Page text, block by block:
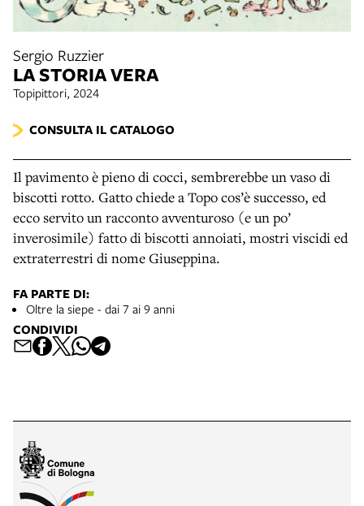
Sergio Ruzzier
LA STORIA VERA
Topipittori, 2024
CONSULTA IL CATALOGO
Il pavimento è pieno di cocci, sembrerebbe un vaso di
biscotti rotto. Gatto chiede a Topo cos’è successo, ed
ecco servito un racconto avventuroso (e un po’
inverosimile) fatto di biscotti annoiati, mostri viscidi ed
extraterrestri di nome Giuseppina.
FA PARTE DI:
Oltre la siepe - dai 7 ai 9 anni
CONDIVIDI